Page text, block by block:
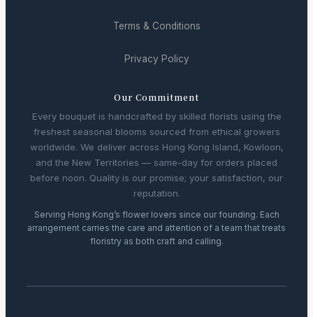
Terms & Conditions
Privacy Policy
Our Commitment
Every bouquet is handcrafted by skilled florists using the
freshest seasonal blooms sourced from ethical growers
worldwide. We deliver across Hong Kong Island, Kowloon,
and the New Territories — same-day for orders placed
before noon. Quality is our promise; your satisfaction, our
reputation.
Serving Hong Kong’s flower lovers since our founding. Each
arrangement carries the care and attention of a team that treats
floristry as both craft and calling.